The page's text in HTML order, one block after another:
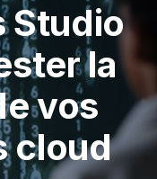
Studio
la
vos
cloud